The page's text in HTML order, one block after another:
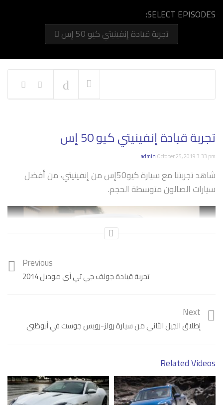
NOW PLAYING
SELECT EPISODES:
تجربة قيادة إنفينيتي كيو 50 إس
تجربة قيادة إنفينيتي كيو 50 إس
admin October 25, 2019 3:33 pm
شاهد تجربتنا مع سيارة كيو50إس من إنفينيتي، من أفضل
سيارات الصالون متوسطة الحجم.
Category: فيديو
Previous
تجربة قيادة جولف جي تي آي موديل 2014
Next
إطلاق الجيل الثاني من سيارة رولز-رويس جوست في أبوظبي
Related Videos